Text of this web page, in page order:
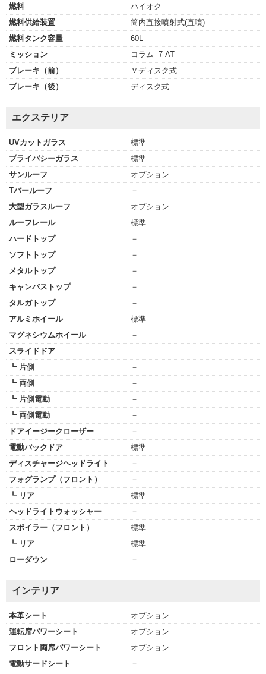
燃料
ハイオク
燃料供給装置
筒内直接噴射式(直噴)
燃料タンク容量
60L
ミッション
コラム 7 AT
ブレーキ（前）
Ｖディスク式
ブレーキ（後）
ディスク式
エクステリア
UVカットガラス
標準
プライバシーガラス
標準
サンルーフ
オプション
Tバールーフ
－
大型ガラスルーフ
オプション
ルーフレール
標準
ハードトップ
－
ソフトトップ
－
メタルトップ
－
キャンバストップ
－
タルガトップ
－
アルミホイール
標準
マグネシウムホイール
－
スライドドア
┗ 片側
－
┗ 両側
－
┗ 片側電動
－
┗ 両側電動
－
ドアイージークローザー
－
電動バックドア
標準
ディスチャージヘッドライト
－
フォグランプ（フロント）
－
┗ リア
標準
ヘッドライトウォッシャー
－
スポイラー（フロント）
標準
┗ リア
標準
ローダウン
－
インテリア
本革シート
オプション
運転席パワーシート
オプション
フロント両席パワーシート
オプション
電動サードシート
－